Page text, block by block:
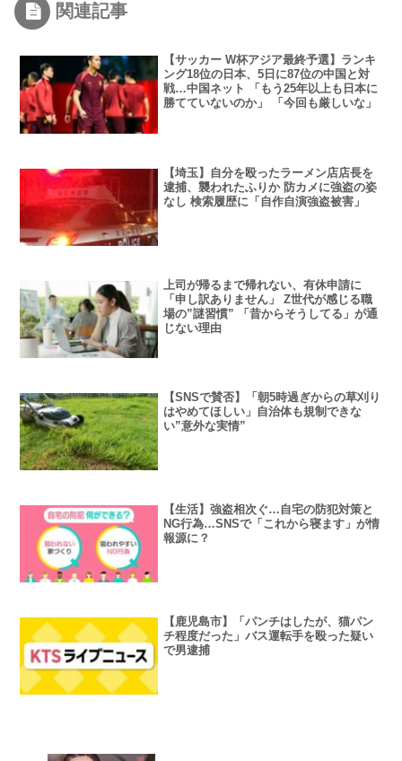
関連記事
【サッカー W杯アジア最終予選】ランキ
ング18位の日本、5日に87位の中国と対
戦…中国ネット 「もう25年以上も日本に
勝てていないのか」 「今回も厳しいな」
【埼玉】自分を殴ったラーメン店店長を
逮捕、襲われたふりか 防カメに強盗の姿
なし 検索履歴に「自作自演強盗被害」
上司が帰るまで帰れない、有休申請に
「申し訳ありません」 Z世代が感じる職
場の”謎習慣” 「昔からそうしてる」が通
じない理由
【SNSで賛否】「朝5時過ぎからの草刈り
はやめてほしい」自治体も規制できな
い”意外な実情”
【生活】強盗相次ぐ…自宅の防犯対策と
NG行為…SNSで「これから寝ます」が情
報源に？
【鹿児島市】「パンチはしたが、猫パン
チ程度だった」バス運転手を殴った疑い
で男逮捕